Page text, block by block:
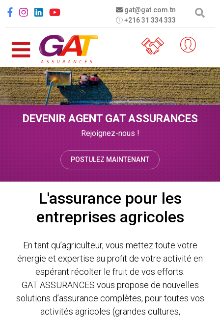
gat@gat.com.tn
+216 31 334 333
Social menu
DEVENIR AGENT GAT ASSURANCES
Rejoignez-nous !
POSTULEZ MAINTENANT
L'assurance pour les
entreprises agricoles
En tant qu’agriculteur, vous mettez toute votre
énergie et expertise au profit de votre activité en
espérant récolter le fruit de vos efforts.
GAT ASSURANCES vous propose de nouvelles
solutions d’assurance complètes, pour toutes vos
activités agricoles (grandes cultures,